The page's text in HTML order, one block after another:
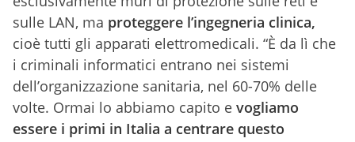
sulle LAN, ma proteggere l’ingegneria clinica,
cioè tutti gli apparati elettromedicali. “È da lì che
i criminali informatici entrano nei sistemi
dell’organizzazione sanitaria, nel 60-70% delle
volte. Ormai lo abbiamo capito e vogliamo
essere i primi in Italia a centrare questo